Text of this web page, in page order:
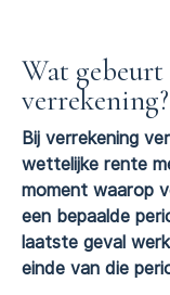
Wat
verrekening?
Bij verrekening
wettelijke rente
moment waarop
een bepaalde
laatste geval
einde van die